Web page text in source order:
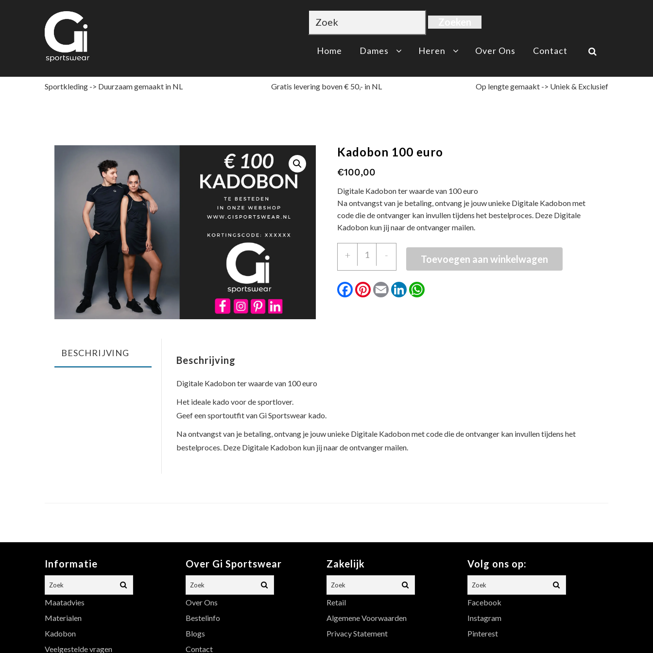
Home Dames Heren Over Ons Contact
Sportkleding -> Duurzaam gemaakt in NL Gratis levering boven € 50,- in NL Op lengte gemaakt -> Uniek & Exclusief
Kadobon 100 euro
€100,00
Digitale Kadobon ter waarde van 100 euro
Na ontvangst van je betaling, ontvang je jouw unieke Digitale Kadobon met
code die de ontvanger kan invullen tijdens het bestelproces. Deze Digitale
Kadobon kun jij naar de ontvanger mailen.
+
Kadobon
100
aantal
- Toevoegen aan winkelwagen
Facebook
Pinterest
EmailLinkedIn
BESCHRIJVING
Beschrijving
Digitale Kadobon ter waarde van 100 euro
Het ideale kado voor de sportlover.
Geef een sportoutfit van Gi Sportswear kado.
Na ontvangst van je betaling, ontvang je jouw unieke Digitale Kadobon met code die de ontvanger kan invullen tijdens het
bestelproces. Deze Digitale Kadobon kun jij naar de ontvanger mailen.
Informatie
Maatadvies
Materialen
Kadobon
Veelgestelde vragen
Over Gi Sportswear
Over Ons
Bestelinfo
Blogs
Contact
Zakelijk
Retail
Algemene Voorwaarden
Privacy Statement
Volg ons op:
Facebook
Instagram
Pinterest